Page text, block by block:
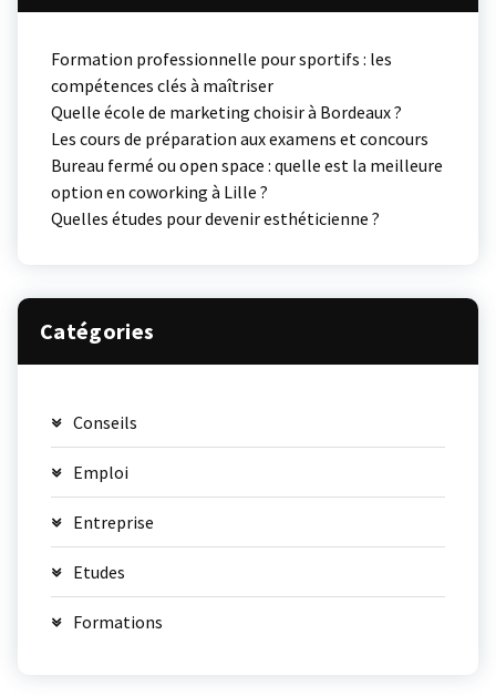
Formation professionnelle pour sportifs : les
compétences clés à maîtriser
Quelle école de marketing choisir à Bordeaux ?
Les cours de préparation aux examens et concours
Bureau fermé ou open space : quelle est la meilleure
option en coworking à Lille ?
Quelles études pour devenir esthéticienne ?
Catégories
Conseils
Emploi
Entreprise
Etudes
Formations